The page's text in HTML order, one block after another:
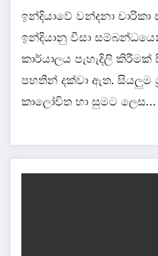
ඉන්දියාවේ වන්දනා චාරිකා
ඉන්දියානු වීසා
කාර්යාලය පැහැදිලි
පහතින් දක්වා ඇත. සියලුම
කාලෝචිත හා සුමට ලෙස…